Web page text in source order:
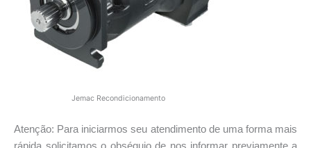
Jemac Recondicionamento
Atenção: Para iniciarmos seu atendimento de uma forma mais